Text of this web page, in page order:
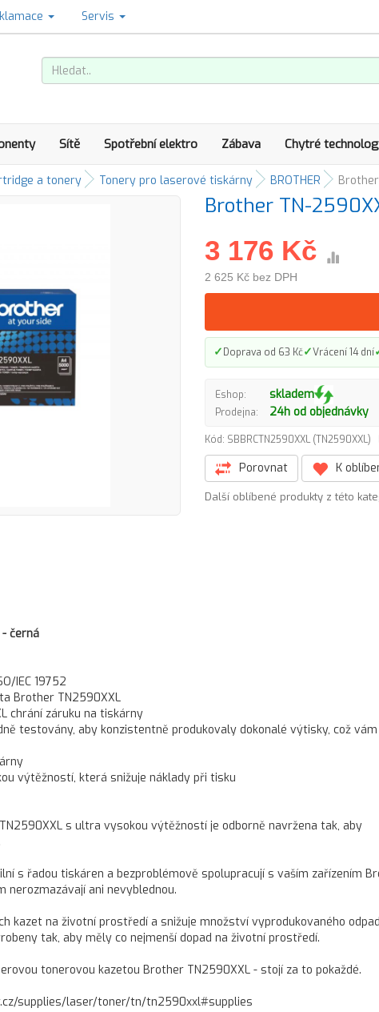
Servis
Sítě Spotřební elektro Zábava Chytré
a tonery Tonery pro laserové tiskárny BROTHER
Brother TN-
3 176 Kč
2 625 Kč bez DPH
✓Doprava od 63 Kč✓Vrácení 14 dní
Eshop: skladem
Prodejna: 24h od objednávky
Kód: SBBRCTN2590XXL (TN2590XXL)
Porovnat K
Další oblíbené produkty z této
černá
IEC 19752
Brother TN2590XXL
chrání záruku na tiskárny
testovány, aby konzistentně produkovaly dokonalé výtisky, což
výtěžností, která snižuje náklady při tisku
s ultra vysokou výtěžností je odborně navržena tak, aby
s řadou tiskáren a bezproblémově spolupracují s vaším zařízením
ani nevyblednou.
kazet na životní prostředí a snižuje množství vyprodukovaného
tak, aby měly co nejmenší dopad na životní prostředí.
tonerovou kazetou Brother TN2590XXL - stojí za to pokaždé.
supplies/laser/toner/tn/tn2590xxl#supplies